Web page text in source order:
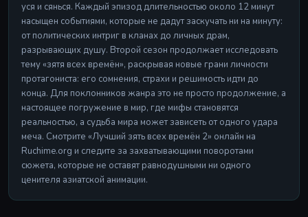
уся и сянься. Каждый эпизод длительностью около 12 минут
насыщен событиями, которые не дадут заскучать ни на минуту:
от политических интриг в кланах до личных драм,
разрывающих душу. Второй сезон продолжает исследовать
тему «зятя всех времён», раскрывая новые грани личности
протагониста: его сомнения, страхи и решимость идти до
конца. Для поклонников жанра это не просто продолжение, а
настоящее погружение в мир, где мифы становятся
реальностью, а судьба мира может зависеть от одного удара
меча. Смотрите «Лучший зять всех времён 2» онлайн на
Ruchime.org и следите за захватывающими поворотами
сюжета, которые не оставят равнодушными ни одного
ценителя азиатской анимации.